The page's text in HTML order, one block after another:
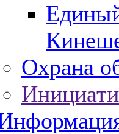
Охрана